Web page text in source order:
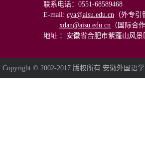
联系电话：0551-68589468
E-mail: cya@aisu.edu.cn （外专引
xdan@aisu.edu.cn （国际合作
地址 ：安徽省合肥市紫蓬山风景
Copyright © 2002-2017 版权所有:安徽外国语